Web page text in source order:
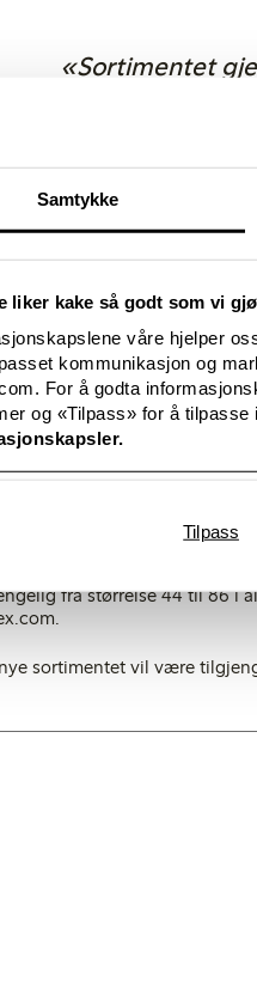
Samtykke
liker kake så godt som vi
våre hjelper
kommunikasjon og
For å godta
og «Tilpass» for å
Tilpass
«Sortimentet
utvidet
Babyen kan
relanseringen presenterer
sammen. Soft nature er en
farger. Trykkene er ofte
pops er en fargerik
fargerike trykk.
i de ulike
økologisk bomull eller
til de to nye konseptene
fra størrelse 44 til 86 i
sortimentet vil være